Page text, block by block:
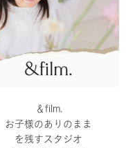
＆film.
お子様のありのまま
を残すスタジオ